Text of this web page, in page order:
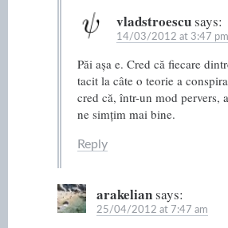
vladstroescusays:
14/03/2012 at 3:47 pm
Păi așa e. Cred că fiecare
tacit la câte o teorie a
cred că, într-un mod pervers,
ne simțim mai bine.
Reply
arakeliansays:
25/04/2012 at 7:47 am